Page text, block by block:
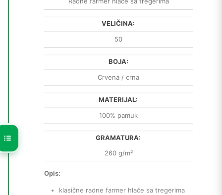
VELIČINA:
50
BOJA:
Crvena / crna
MATERIJAL:
100% pamuk
GRAMATURA:
260 g/m²
Opis:
klasične radne farmer hlače sa tregerima